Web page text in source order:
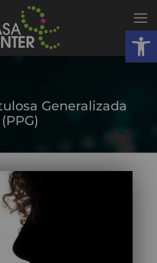
Abrir
Generalizada
(PPG)